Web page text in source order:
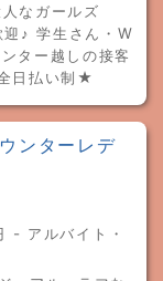
なガールズ
♪ 学生さん・W
ター越しの接客
日払い制★
ンターレデ
アルバイト・